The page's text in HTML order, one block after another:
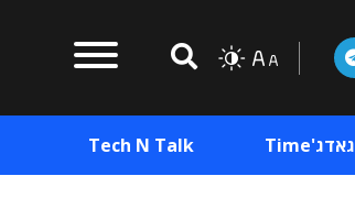
גאדג'Time Tech N Talk